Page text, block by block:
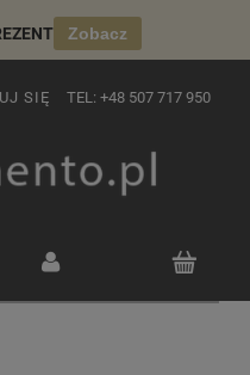
Zobacz
SIĘ TEL: +48 507 717 950